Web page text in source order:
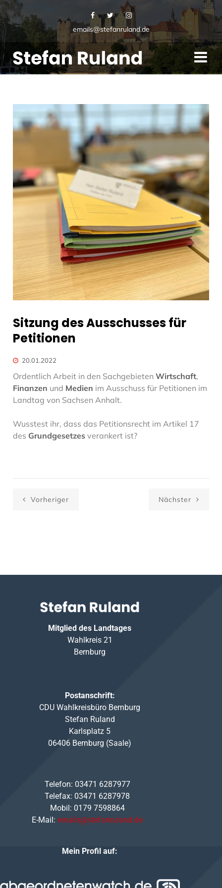
emails@stefanruland.de
Sitzung des Ausschusses für
Petitionen
20.01.2022
Ordentlich Arbeit in den SachgebietenWirtschaft,
Finanzen und Medien im Ausschuss für Petitionen im
Landtag von Sachsen Anhalt.
Wusstest ihr, dass das Petitionsrecht im Artikel 17
des Grundgesetzes verankert ist?
Vorheriger Nächster
Mitglied des Landtages
Wahlkreis 21
Bernburg
Postanschrift:
CDU Wahlkreisbüro Bernburg
Stefan Ruland
Karlsplatz 5
06406 Bernburg (Saale)
Telefon: 03471 6287977
Telefax: 03471 6287978
Mobil: 0179 7598864
E-Mail:emails@stefanruland.de
Mein Profil auf: